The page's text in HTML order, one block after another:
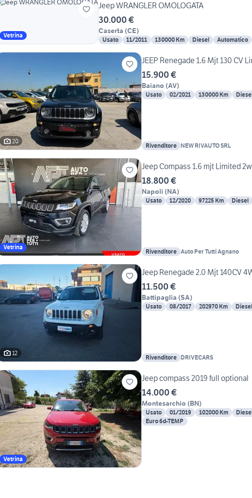
Vetrina
Jeep WRANGLER OMOLOGATA
30.000 €
Caserta (CE)
Usato 11/2011 130000 Km Diesel Automatico
20
JEEP Renegade 1.6 Mjt 130 CV
15.900 €
Baiano (AV)
Usato 02/2021 130000 Km
Rivenditore NEW RIVAUTO SRL
Vetrina
Jeep Compass 1.6 mjt Limited
18.800 €
Napoli (NA)
Usato 12/2020 97225 Km Diesel
Rivenditore Auto Per Tutti Agnano
12
Jeep Renegade 2.0 Mjt 140CV
11.500 €
Battipaglia (SA)
Usato 08/2017 202970 Km Diesel
Rivenditore DRIVECARS
Vetrina
Jeep compass 2019 full optional
14.000 €
Montesarchio (BN)
Usato 01/2019 102000 Km
Euro 6d-TEMP